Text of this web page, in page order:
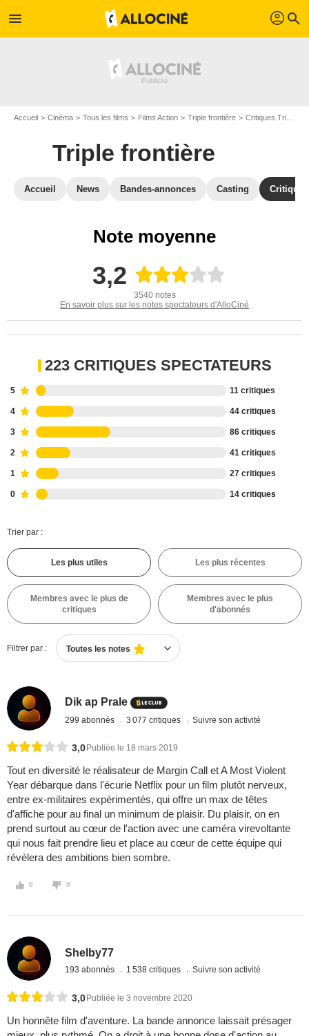
menu profil search
Accueil Cinéma Tous les films Films Action Triple frontière Critiques Triple frontière
Triple frontière
Accueil News Bandes-annonces Casting
Note moyenne
3,2
3540 notes
En savoir plus sur les notes spectateurs d'AlloCiné
223 CRITIQUES SPECTATEURS
5 11 critiques
4 44 critiques
3 86 critiques
2 41 critiques
1 27 critiques
0 14 critiques
Trier par :
Les plus utiles Les plus récentes
Membres avec le plus de
critiques
Membres avec le plus
d'abonnés
Filtrer par : Toutes les notes
Dik ap Prale
299 abonnés 3 077 critiques Suivre son activité
3,0 Publiée le 18 mars 2019
Tout en diversité le réalisateur de Margin Call et A Most Violent
Year débarque dans l'écurie Netflix pour un film plutôt nerveux,
entre ex-militaires expérimentés, qui offre un max de têtes
d'affiche pour au final un minimum de plaisir. Du plaisir, on en
prend surtout au cœur de l'action avec une caméra virevoltante
qui nous fait prendre lieu et place au cœur de cette équipe qui
révèlera des ambitions bien sombre.
0 0
Shelby77
193 abonnés 1 538 critiques Suivre son activité
3,0 Publiée le 3 novembre 2020
Un honnête film d'aventure. La bande annonce laissait présager